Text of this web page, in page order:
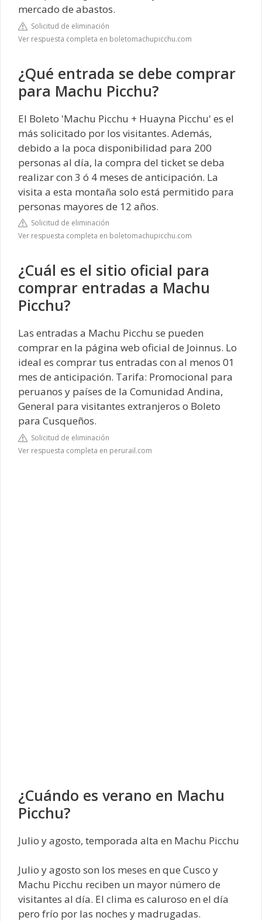
mercado de abastos.
Solicitud de eliminación
Ver respuesta completa en boletomachupicchu.com
¿Qué entrada se debe comprar
para Machu Picchu?
El Boleto 'Machu Picchu + Huayna Picchu' es el
más solicitado por los visitantes. Además,
debido a la poca disponibilidad para 200
personas al día, la compra del ticket se deba
realizar con 3 ó 4 meses de anticipación. La
visita a esta montaña solo está permitido para
personas mayores de 12 años.
Solicitud de eliminación
Ver respuesta completa en boletomachupicchu.com
¿Cuál es el sitio oficial para
comprar entradas a Machu
Picchu?
Las entradas a Machu Picchu se pueden
comprar en la página web oficial de Joinnus. Lo
ideal es comprar tus entradas con al menos 01
mes de anticipación. Tarifa: Promocional para
peruanos y países de la Comunidad Andina,
General para visitantes extranjeros o Boleto
para Cusqueños.
Solicitud de eliminación
Ver respuesta completa en perurail.com
¿Cuándo es verano en Machu
Picchu?
Julio y agosto, temporada alta en Machu Picchu
Julio y agosto son los meses en que Cusco y
Machu Picchu reciben un mayor número de
visitantes al día. El clima es caluroso en el día
pero frío por las noches y madrugadas.